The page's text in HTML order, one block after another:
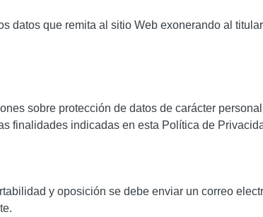
datos que remita al sitio Web exonerando al
sobre protección de datos de carácter
finalidades indicadas en esta Política de
y oposición se debe enviar un correo